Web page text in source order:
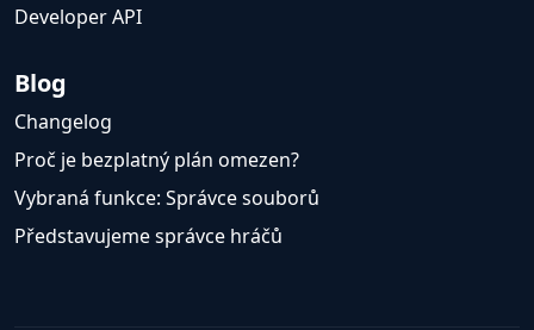
Developer API
Blog
Changelog
Proč je bezplatný plán omezen?
Vybraná funkce: Správce souborů
Představujeme správce hráčů